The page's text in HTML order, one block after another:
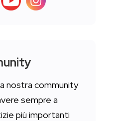
nostra community
sempre a
più importanti